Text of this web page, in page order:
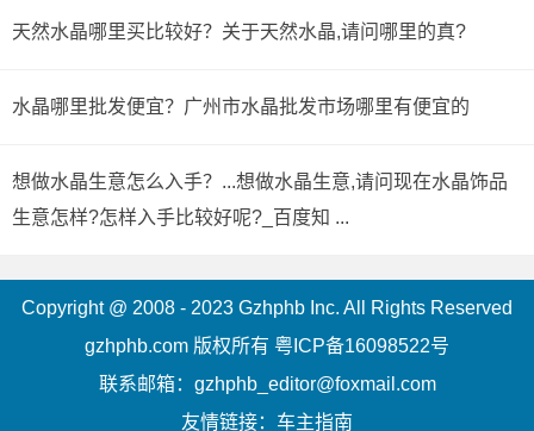
天然水晶哪里买比较好？关于天然水晶,请问哪里的真?
水晶哪里批发便宜？广州市水晶批发市场哪里有便宜的
想做水晶生意怎么入手？...想做水晶生意,请问现在水晶饰品
生意怎样?怎样入手比较好呢?_百度知 ...
Copyright @ 2008 - 2023 Gzhphb Inc. All Rights Reserved
gzhphb.com 版权所有 粤ICP备16098522号
联系邮箱：gzhphb_editor@foxmail.com
友情链接： 车主指南